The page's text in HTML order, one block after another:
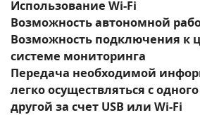
Использование Wi-Fi
Возможность автономной
Возможность подключения к
системе мониторинга
Передача необходимой
легко осуществляться с
другой за счет USB или Wi-Fi